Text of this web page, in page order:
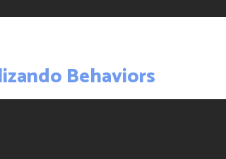
Behaviors